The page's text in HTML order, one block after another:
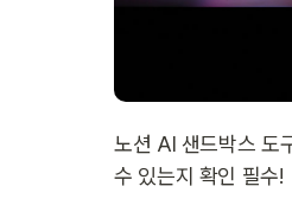
노션 AI 샌드박스 도
수 있는지 확인 필수!